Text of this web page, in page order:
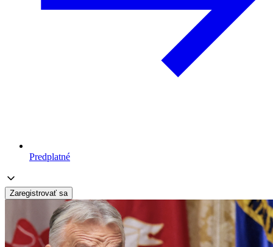
Predplatné
Zaregistrovať sa